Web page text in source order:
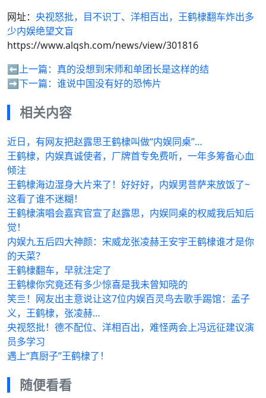
网址： 央视怒批，目不识丁、洋相百出，王鹤棣翻车炸出多
少内娱绝望文盲
https://www.alqsh.com/news/view/301816
⬅️上一篇： 真的没想到宋师和单团长是这样的结
➡️下一篇： 谁说中国没有好的恐怖片
相关内容
近日，有网友把赵露思王鹤棣叫做“内娱同桌”…
王鹤棣，内娱真诚使者，厂牌首专免费听，一年多筹备心血
倾注
王鹤棣海边湿身大片来了！好好好，内娱男菩萨来放饭了~
这看了谁不迷糊！
王鹤棣演唱会嘉宾官宣了赵露思，内娱同桌的权威我后知后
觉！
内娱九五后四大神颜：宋威龙张凌赫王安宇王鹤棣谁才是你
的天菜？
王鹤棣翻车，早就注定了
王鹤棣你究竟还有多少惊喜是我未曾知晓的
笑亖！网友出主意说让这7位内娱百灵鸟去歌手踢馆：孟子
义，王鹤棣，张凌赫…
央视怒批！德不配位、洋相百出，难怪两会上冯远征建议演
员多学习
遇上“真厨子”王鹤棣了！
随便看看